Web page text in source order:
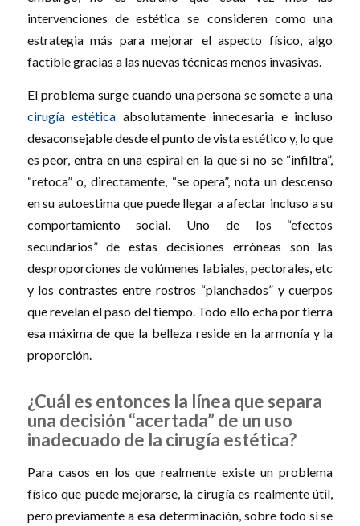
intervenciones de estética se consideren como una
estrategia más para mejorar el aspecto físico, algo
factible gracias a las nuevas técnicas menos invasivas.
El problema surge cuando una persona se somete a una
cirugía estética absolutamente innecesaria e incluso
desaconsejable desde el punto de vista estético y, lo que
es peor, entra en una espiral en la que si no se “infiltra”,
“retoca” o, directamente, “se opera”, nota un descenso
en su autoestima que puede llegar a afectar incluso a su
comportamiento social. Uno de los “efectos
secundarios” de estas decisiones erróneas son las
desproporciones de volúmenes labiales, pectorales, etc
y los contrastes entre rostros “planchados” y cuerpos
que revelan el paso del tiempo. Todo ello echa por tierra
esa máxima de que la belleza reside en la armonía y la
proporción.
¿Cuál es entonces la línea que separa
una decisión “acertada” de un uso
inadecuado de la cirugía estética?
Para casos en los que realmente existe un problema
físico que puede mejorarse, la cirugía es realmente útil,
pero previamente a esa determinación, sobre todo si se